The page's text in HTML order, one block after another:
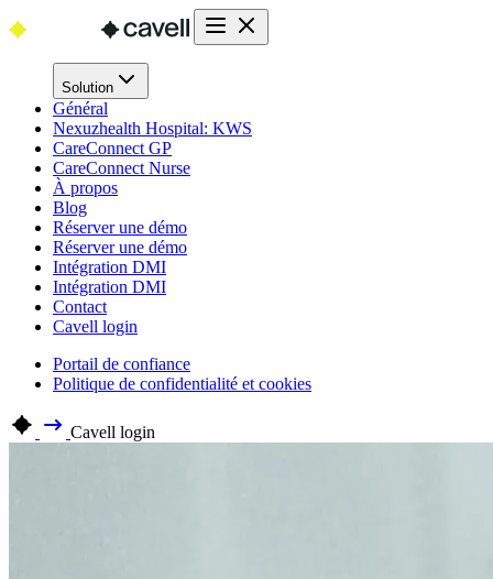
Solution
Général
Nexuzhealth Hospital: KWS
CareConnect GP
CareConnect Nurse
À propos
Blog
Réserver une démo
Réserver une démo
Intégration DMI
Intégration DMI
Contact
Cavell login
Portail de confiance
Politique de confidentialité et cookies
Cavell login